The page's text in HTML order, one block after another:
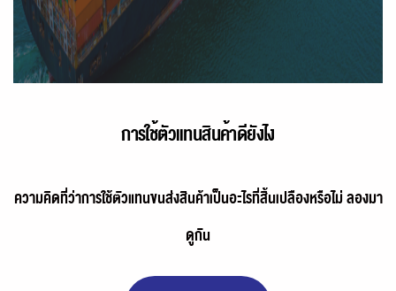
การใช้ตัวแทนสินค้าดียังไง
ความคิดที่ว่าการใช้ตัวแทนขนส่งสินค้าเป็นอะไรที่สิ้นเปลืองหรือไม่ ลองมา
ดูกัน